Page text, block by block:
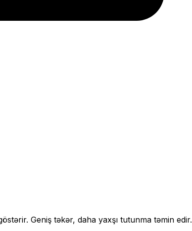
Geniş təkər, daha yaxşı tutunma təmin edir.